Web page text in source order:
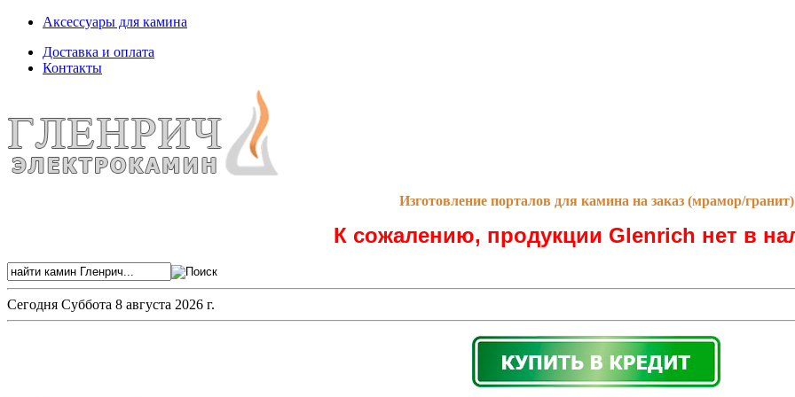
Аксессуары для камина
Доставка и оплата
Контакты
Изготовление порталов для камина на заказ (мрамор/гранит)
К сожалению, продукции Glenrich нет в
Сегодня Суббота 8 августа 2026 г.